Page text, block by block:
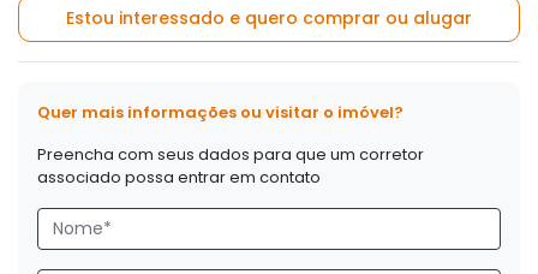
Estou interessado e quero comprar ou alugar
Quer mais informações ou visitar o imóvel?
Preencha com seus dados para que um corretor
associado possa entrar em contato